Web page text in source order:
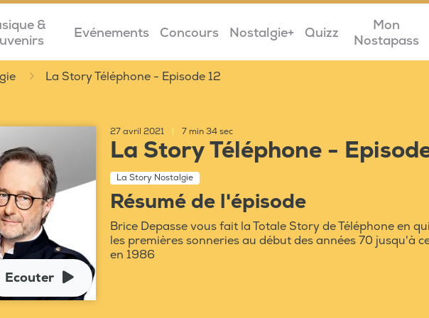
&
Evénements Concours Nostalgie+ Quizz
Mon
Nostapass
La Story Téléphone - Episode 12
Ecouter
27 avril 2021 7 min 34 sec
La Story Téléphone -
La Story Nostalgie
Résumé de l'épisode
Brice Depasse vous fait la Totale Story de Téléphone en
les premières sonneries au début des années 70 jusqu'à
en 1986